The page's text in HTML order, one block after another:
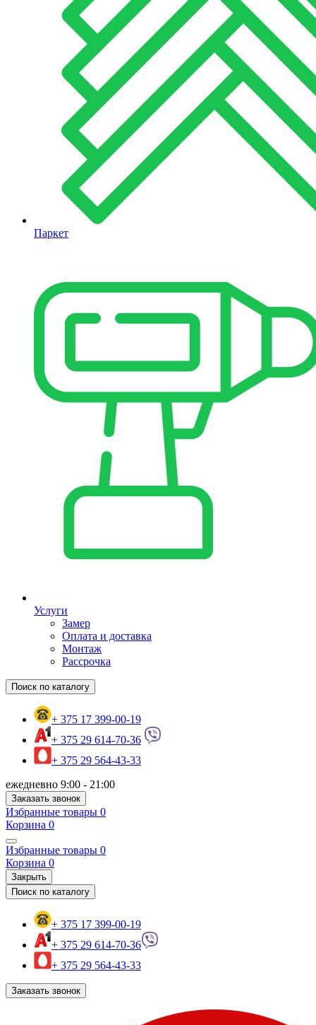
Паркет
Услуги
Замер
Оплата и доставка
Монтаж
Рассрочка
Поиск по каталогу
+ 375 17 399-00-19
+ 375 29 614-70-36
+ 375 29 564-43-33
ежедневно 9:00 - 21:00
Заказать звонок
Избранные товары 0
Корзина 0
Избранные товары 0
Корзина 0
Закрыть
Поиск по каталогу
+ 375 17 399-00-19
+ 375 29 614-70-36
+ 375 29 564-43-33
Заказать звонок